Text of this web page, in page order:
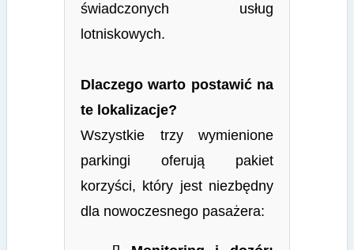
świadczonych usług
lotniskowych.
Dlaczego warto postawić na
te lokalizacje?
Wszystkie trzy wymienione
parkingi oferują pakiet
korzyści, który jest niezbędny
dla nowoczesnego pasażera: